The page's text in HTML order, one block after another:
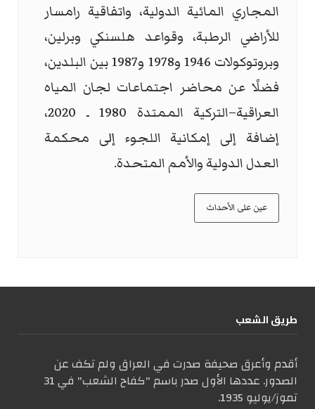
المجاري المائية الدولية، واتفاقية رامسار
للأراضي الرطبة، وقواعد هلسنكي وبرلين،
وبروتوكولات 1946 و1978 و1987 بين البلدين،
فضلًا عن محاضر اجتماعات لجان المياه
العراقية–التركية الممتدة 1980 ـ 2020،
إضافة إلى إمكانية اللجوء إلى محكمة
العدل الدولية والأمم المتحدة.
عين على الأحداث
طریق الشعب
أقدم وأعرق صحيفة صدرت في العراق ولم تكف عن
الصدور. عددها الأول صدر باسم "كفاح الشعب" في 31
تموز/يوليو 1935.